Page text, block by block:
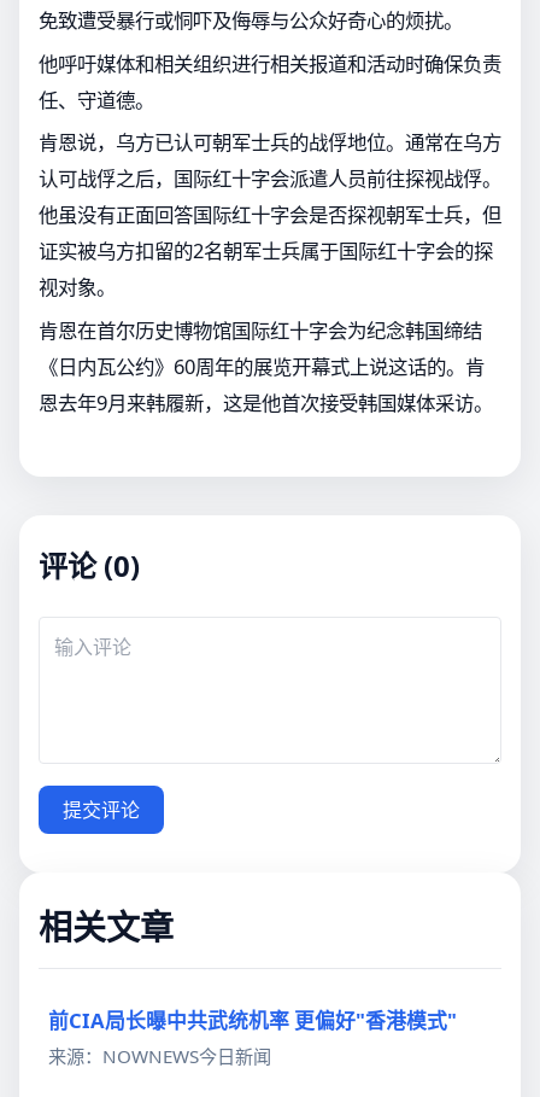
免致遭受暴行或恫吓及侮辱与公众好奇心的烦扰。
他呼吁媒体和相关组织进行相关报道和活动时确保负责
任、守道德。
肯恩说，乌方已认可朝军士兵的战俘地位。通常在乌方
认可战俘之后，国际红十字会派遣人员前往探视战俘。
他虽没有正面回答国际红十字会是否探视朝军士兵，但
证实被乌方扣留的2名朝军士兵属于国际红十字会的探
视对象。
肯恩在首尔历史博物馆国际红十字会为纪念韩国缔结
《日内瓦公约》60周年的展览开幕式上说这话的。肯
恩去年9月来韩履新，这是他首次接受韩国媒体采访。
评论 (0)
提交评论
相关文章
前CIA局长曝中共武统机率 更偏好"香港模式"
来源：NOWNEWS今日新闻